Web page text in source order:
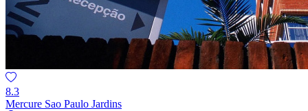
8.3
Mercure Sao Paulo Jardins